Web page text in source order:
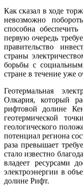
Как сказал в ходе
невозможно
способна
первую очередь
правительство
страны
борьбы с
стране в течение уже
Геотермальная
Олкария, который
рифтовой долине
геотермической
геологического
потенциал региона
раза превышает
стало известно
владеет ресурсами
электроэнергии в
долине Рифт.